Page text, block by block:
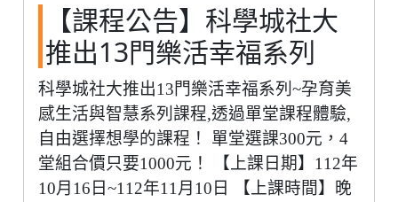
【課程公告】科學城社大
推出13門樂活幸福系列
科學城社大推出13門樂活幸福系列~孕育美
感生活與智慧系列課程,透過單堂課程體驗,
自由選擇想學的課程！ 單堂選課300元，4
堂組合價只要1000元！ 【上課日期】112年
10月16日~112年11月10日 【上課時間】晚